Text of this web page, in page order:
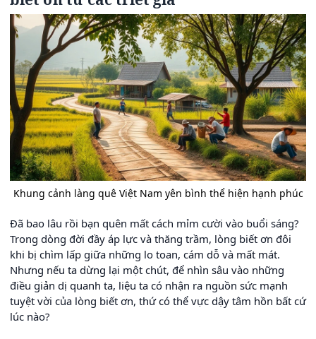
Khung cảnh làng quê Việt Nam yên bình thể hiện hạnh phúc
Đã bao lâu rồi bạn quên mất cách mỉm cười vào buổi sáng?
Trong dòng đời đầy áp lực và thăng trầm, lòng biết ơn đôi
khi bị chìm lấp giữa những lo toan, cám dỗ và mất mát.
Nhưng nếu ta dừng lại một chút, để nhìn sâu vào những
điều giản dị quanh ta, liệu ta có nhận ra nguồn sức mạnh
tuyệt vời của lòng biết ơn, thứ có thể vực dậy tâm hồn bất cứ
lúc nào?